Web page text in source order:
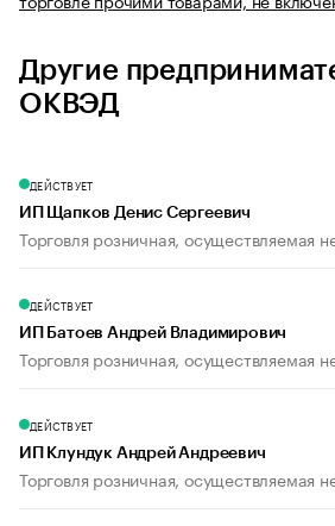
Другие
ОКВЭД
ДЕЙСТВУЕТ
ИП Щапков Денис Сергеевич
Торговля розничная, осуществляемая
ДЕЙСТВУЕТ
ИП Батоев Андрей Владимирович
Торговля розничная, осуществляемая
ДЕЙСТВУЕТ
ИП Клундук Андрей Андреевич
Торговля розничная, осуществляемая